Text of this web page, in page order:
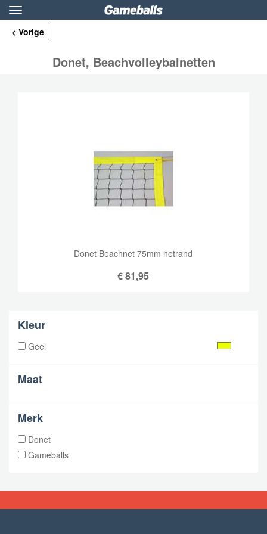
Toggle
navigation
< Vorige
Donet, Beachvolleybalnetten
Donet Beachnet 75mm netrand
€81,95
Kleur
Geel
Maat
Merk
Donet
Gameballs